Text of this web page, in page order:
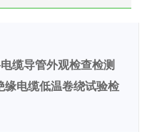
缆导管外观检查检测
缘电缆低温卷绕试验检